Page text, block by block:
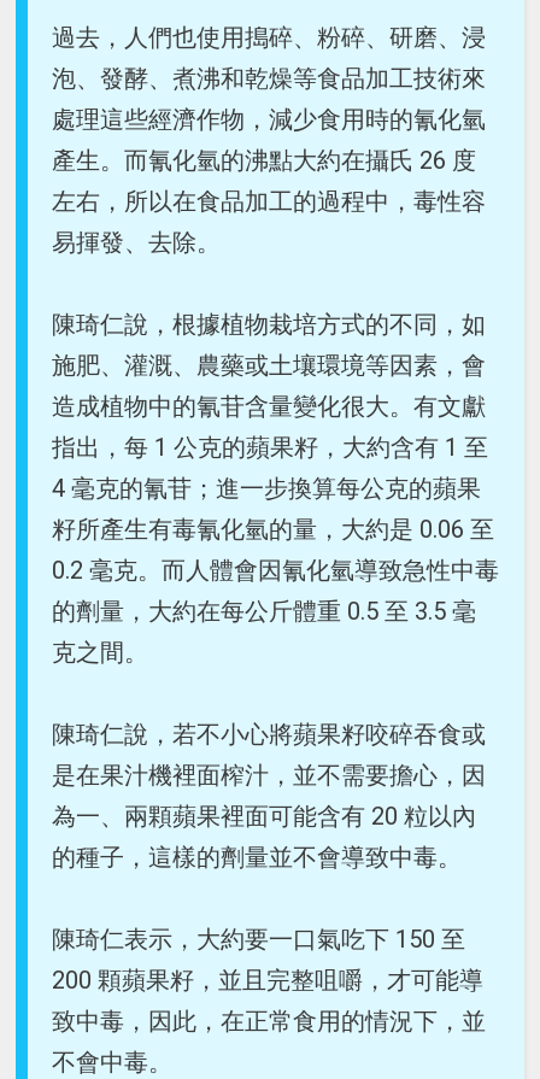
過去，人們也使用搗碎、粉碎、研磨、浸
泡、發酵、煮沸和乾燥等食品加工技術來
處理這些經濟作物，減少食用時的氰化氫
產生。而氰化氫的沸點大約在攝氏 26 度
左右，所以在食品加工的過程中，毒性容
易揮發、去除。
陳琦仁說，根據植物栽培方式的不同，如
施肥、灌溉、農藥或土壤環境等因素，會
造成植物中的氰苷含量變化很大。有文獻
指出，每 1 公克的蘋果籽，大約含有 1 至
4 毫克的氰苷；進一步換算每公克的蘋果
籽所產生有毒氰化氫的量，大約是 0.06 至
0.2 毫克。而人體會因氰化氫導致急性中毒
的劑量，大約在每公斤體重 0.5 至 3.5 毫
克之間。
陳琦仁說，若不小心將蘋果籽咬碎吞食或
是在果汁機裡面榨汁，並不需要擔心，因
為一、兩顆蘋果裡面可能含有 20 粒以內
的種子，這樣的劑量並不會導致中毒。
陳琦仁表示，大約要一口氣吃下 150 至
200 顆蘋果籽，並且完整咀嚼，才可能導
致中毒，因此，在正常食用的情況下，並
不會中毒。